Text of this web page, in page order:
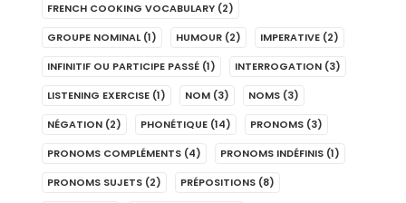
FRENCH COOKING VOCABULARY (2)
GROUPE NOMINAL (1) HUMOUR (2) IMPERATIVE (2)
INFINITIF OU PARTICIPE PASSÉ (1) INTERROGATION (3)
LISTENING EXERCISE (1) NOM (3) NOMS (3)
NÉGATION (2) PHONÉTIQUE (14) PRONOMS (3)
PRONOMS COMPLÉMENTS (4) PRONOMS INDÉFINIS (1)
PRONOMS SUJETS (2) PRÉPOSITIONS (8)